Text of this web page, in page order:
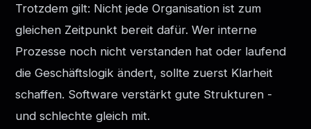
Trotzdem gilt: Nicht jede Organisation ist zum
gleichen Zeitpunkt bereit dafür. Wer interne
Prozesse noch nicht verstanden hat oder laufend
die Geschäftslogik ändert, sollte zuerst Klarheit
schaffen. Software verstärkt gute Strukturen -
und schlechte gleich mit.